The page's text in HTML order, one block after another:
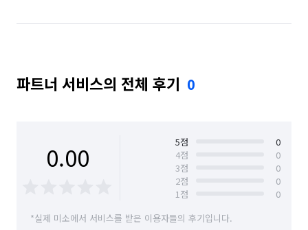
경기 안양시 동안구 경기 안양시 만안구
경기 화성시 경기 화성시 동탄구
파트너 서비스의 전체 후기 0
0.00 5점
0
4점
0
3점
0
2점
0
1점
0
*실제 미소에서 서비스를 받은 이용자들의 후기입니다.